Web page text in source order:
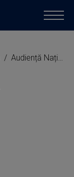
Audiență Națională – 05.06.2026